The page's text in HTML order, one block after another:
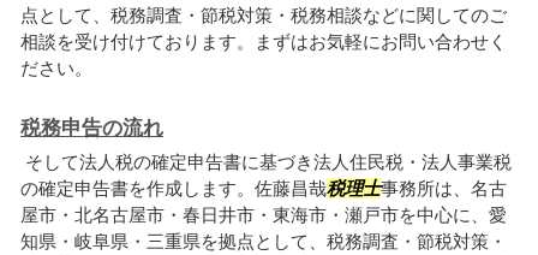
点として、税務調査・節税対策・税務相談などに関してのご
相談を受け付けております。まずはお気軽にお問い合わせく
ださい。
税務申告の流れ
そして法人税の確定申告書に基づき法人住民税・法人事業税
の確定申告書を作成します。佐藤昌哉税理士事務所は、名古
屋市・北名古屋市・春日井市・東海市・瀬戸市を中心に、愛
知県・岐阜県・三重県を拠点として、税務調査・節税対策・